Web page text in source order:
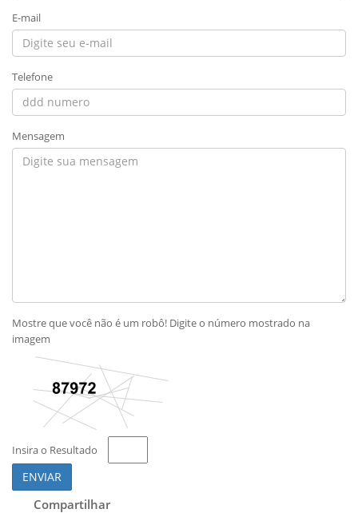
E-mail
Telefone
Mensagem
Mostre que você não é um robô! Digite o número mostrado na
imagem
Insira o Resultado
ENVIAR
Compartilhar